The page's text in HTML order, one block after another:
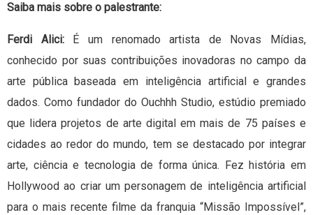
Saiba mais sobre o palestrante:
Ferdi Alici:É um renomado artista de Novas Mídias,
conhecido por suas contribuições inovadoras no campo da
arte pública baseada em inteligência artificial e grandes
dados. Como fundador do Ouchhh Studio, estúdio premiado
que lidera projetos de arte digital em mais de 75 países e
cidades ao redor do mundo, tem se destacado por integrar
arte, ciência e tecnologia de forma única. Fez história em
Hollywood ao criar um personagem de inteligência artificial
para o mais recente filme da franquia “Missão Impossível”,